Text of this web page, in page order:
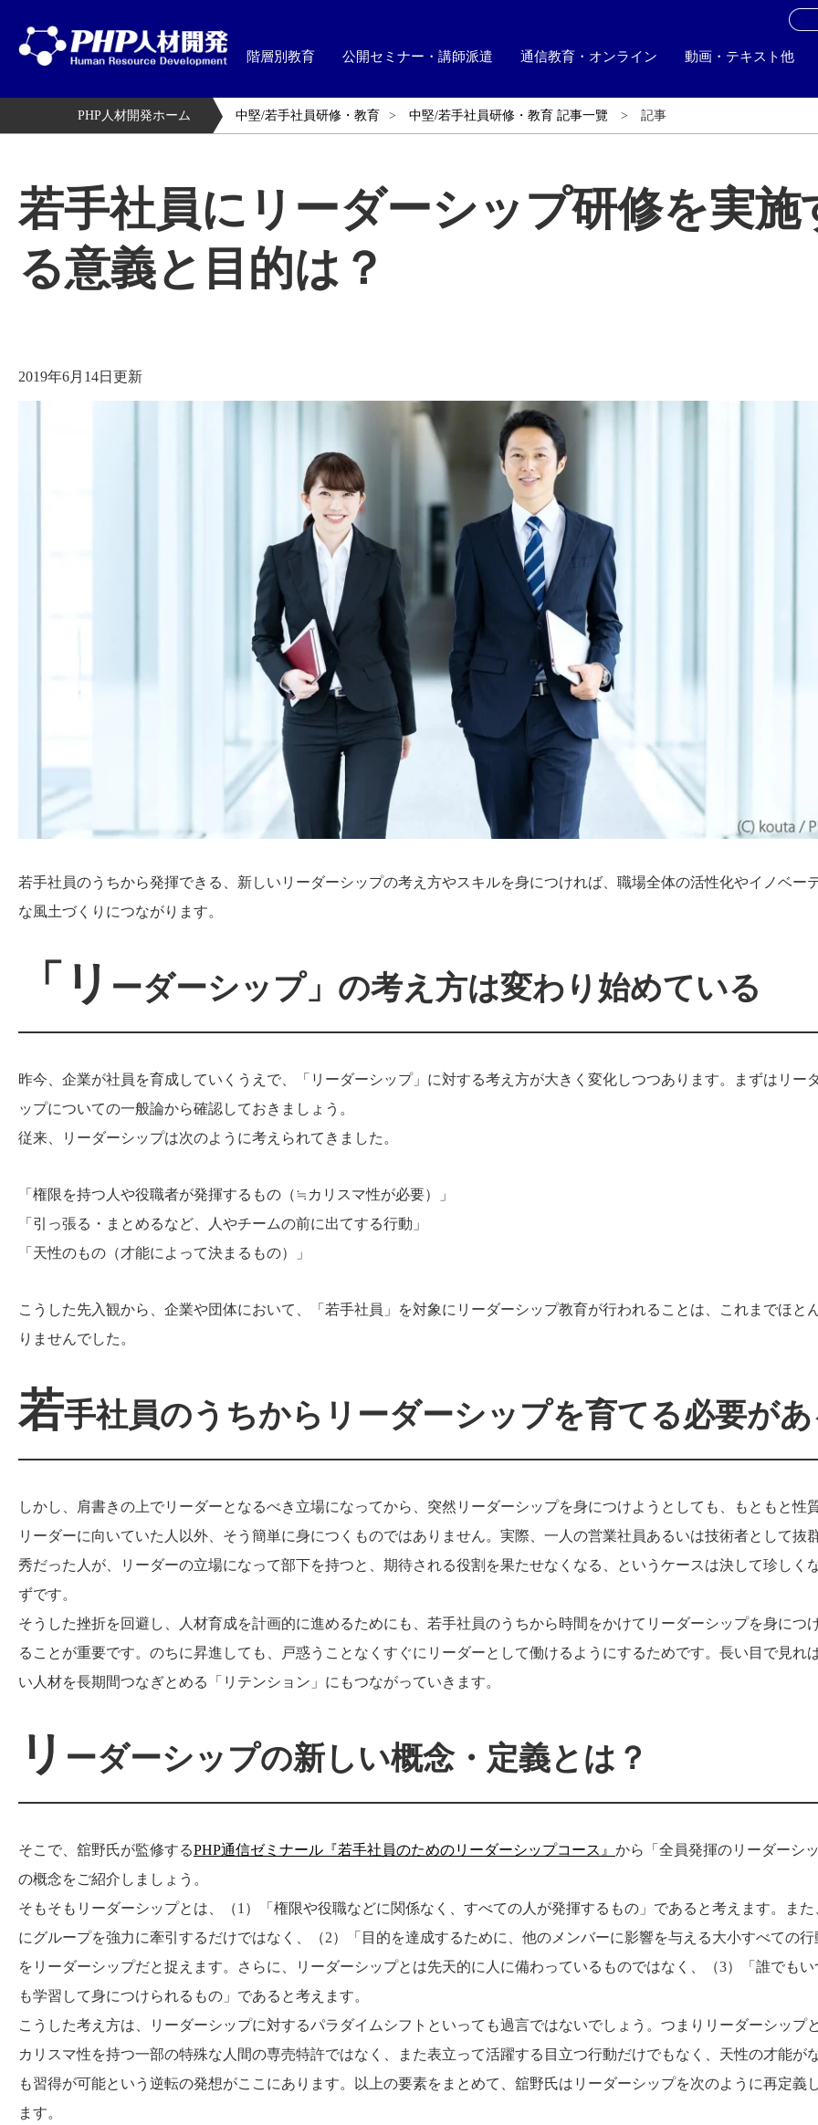
階層別教育 公開セミナー・講師派遣 通信教育・オンライン 動画・テキスト他
PHP人材開発ホーム 中堅/若手社員研修・教育 中堅/若手社員研修・教育 記事一覽 記事
若手社員にリーダーシップ研修を実施
る意義と目的は？
2019年6月14日更新
若手社員のうちから発揮できる、新しいリーダーシップの考え方やスキルを身につければ、職場全体の活性化やイノベー
な風土づくりにつながります。
「リ ーダーシップ」の考え方は変わり始めている
昨今、企業が社員を育成していくうえで、「リーダーシップ」に対する考え方が大きく変化しつつあります。まずはリー
ップについての一般論から確認しておきましょう。
従来、リーダーシップは次のように考えられてきました。
「権限を持つ人や役職者が発揮するもの（≒カリスマ性が必要）」
「引っ張る・まとめるなど、人やチームの前に出てする行動」
「天性のもの（才能によって決まるもの）」
こうした先入観から、企業や団体において、「若手社員」を対象にリーダーシップ教育が行われることは、これまでほと
りませんでした。
若手社員のうちからリーダーシップを育てる必要があ
しかし、肩書きの上でリーダーとなるべき立場になってから、突然リーダーシップを身につけようとしても、もともと性
リーダーに向いていた人以外、そう簡単に身につくものではありません。実際、一人の営業社員あるいは技術者として抜
秀だった人が、リーダーの立場になって部下を持つと、期待される役割を果たせなくなる、というケースは決して珍しく
ずです。
そうした挫折を回避し、人材育成を計画的に進めるためにも、若手社員のうちから時間をかけてリーダーシップを身につ
ることが重要です。のちに昇進しても、戸惑うことなくすぐにリーダーとして働けるようにするためです。長い目で見れ
い人材を長期間つなぎとめる「リテンション」にもつながっていきます。
リ ーダーシップの新しい概念・定義とは？
そこで、舘野氏が監修するPHP通信ゼミナール『若手社員のためのリーダーシップコース』 から「全員発揮のリーダーシッ
の概念をご紹介しましょう。
そもそもリーダーシップとは、（1）「権限や役職などに関係なく、すべての人が発揮するもの」であると考えます。また
にグループを強力に牽引するだけではなく、（2）「目的を達成するために、他のメンバーに影響を与える大小すべての行
をリーダーシップだと捉えます。さらに、リーダーシップとは先天的に人に備わっているものではなく、（3）「誰でもい
も学習して身につけられるもの」であると考えます。
こうした考え方は、リーダーシップに対するパラダイムシフトといっても過言ではないでしょう。つまりリーダーシップと
カリスマ性を持つ一部の特殊な人間の専売特許ではなく、また表立って活躍する目立つ行動だけでもなく、天性の才能が
も習得が可能という逆転の発想がここにあります。以上の要素をまとめて、舘野氏はリーダーシップを次のように再定義
ます。